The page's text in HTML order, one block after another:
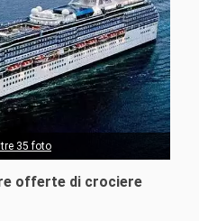
Compagnie
offerte di crociere
35 foto